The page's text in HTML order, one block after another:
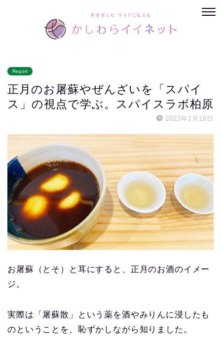
Report
正月のお屠蘇やぜんざいを「スパイ
ス」の視点で学ぶ。スパイスラボ柏原
2023年1月16日
お屠蘇（とそ）と耳にすると、正月のお酒のイメー
ジ。
実際は「屠蘇散」という薬を酒やみりんに浸したも
のということを、恥ずかしながら知りました。